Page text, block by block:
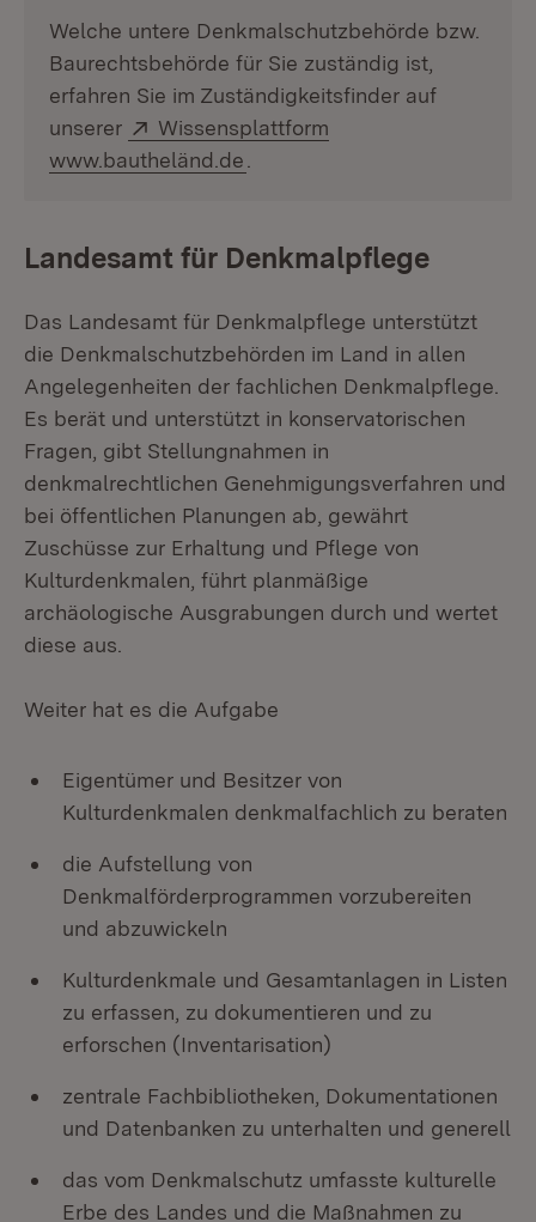
Welche untere Denkmalschutzbehörde bzw.
Baurechtsbehörde für Sie zuständig ist,
erfahren Sie im Zuständigkeitsfinder auf
unserer
Extern:
Wissensplattform
www.bautheländ.de
Landesamt für Denkmalpflege
Das Landesamt für Denkmalpflege unterstützt
die Denkmalschutzbehörden im Land in allen
Angelegenheiten der fachlichen Denkmalpflege.
Es berät und unterstützt in konservatorischen
Fragen, gibt Stellungnahmen in
denkmalrechtlichen Genehmigungsverfahren und
bei öffentlichen Planungen ab, gewährt
Zuschüsse zur Erhaltung und Pflege von
Kulturdenkmalen, führt planmäßige
archäologische Ausgrabungen durch und wertet
diese aus.
Weiter hat es die Aufgabe
Eigentümer und Besitzer von
Kulturdenkmalen denkmalfachlich zu beraten
die Aufstellung von
Denkmalförderprogrammen vorzubereiten
und abzuwickeln
Kulturdenkmale und Gesamtanlagen in Listen
zu erfassen, zu dokumentieren und zu
erforschen (Inventarisation)
zentrale Fachbibliotheken, Dokumentationen
und Datenbanken zu unterhalten und generell
das vom Denkmalschutz umfasste kulturelle
Erbe des Landes und die Maßnahmen zu